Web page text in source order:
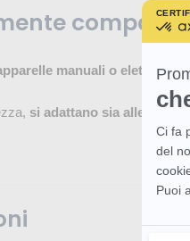
Ci fa
del
Puoi
manuali o elettriche
si adattano sia alle